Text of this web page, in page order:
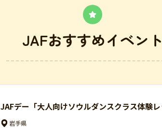
JAFおすすめイベント
JAFデー「大人向けソウルダンスクラス体験
岩手県